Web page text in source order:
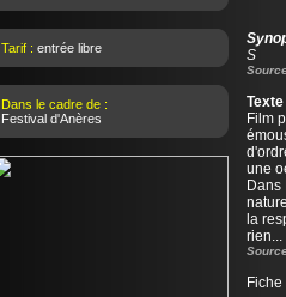
Tarif : entrée libre
Dans le cadre de :
Festival d'Anères
S
Film
une
Dans
la
rien...